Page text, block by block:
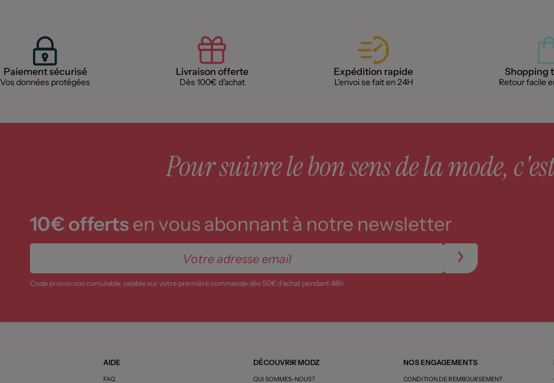
Paiement sécurisé
Vos données protégées
Livraison offerte
Dès 100€ d'achat
Expédition rapide
L'envoi se fait en 24H
Shopping
Retour facile
Pour suivre le bon sens de la mode,
10€ offerts en vous abonnant à notre newsletter
Code promo non cumulable, valable sur votre première commande dès 50€ d’achat pendant 48h
AIDE
FAQ
DÉCOUVRIR MODZ
QUI SOMMES-NOUS?
NOS ENGAGEMENTS
CONDITION DE REMBOURSEMENT